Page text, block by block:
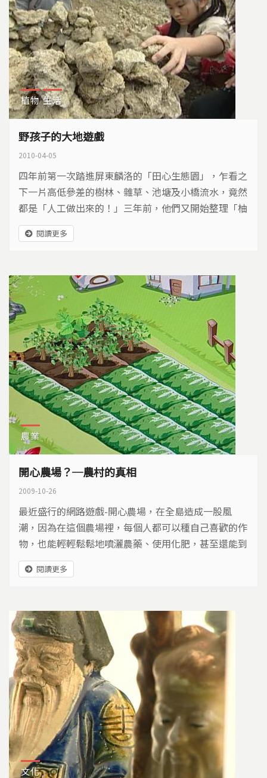
植物 生活
野孩子的大地遊戲
2010-04-05
四年前第一次踏進屏東麟洛的「田心生態園」，乍看之
下一片高低參差的樹林、雜草、池塘及小橋流水，竟然
都是「人工做出來的！」三年前，他們又開始整理「柚
園」的部分，希望把之前的實驗，調整為－讓整個環
境、生態和人之間能取得平衡點。而不同成長背景的
雜草叢生，一定是還沒整理好，所以等整理好再來。有
人覺得，恢復成「安全的野外」，是一處值得讚賞，寓
教於樂的空間。即使經歷不同價值觀的評論，這群夥伴
仍不改其志，所以，友情才是最大的支持力量！
閱讀更多
農業
開心農場？─農村的真相
2009-10-26
最近盛行的網路遊戲-開心農場，在全島造成一股風
潮，因為在這個農場裡，每個人都可以種自己喜歡的作
物，也能輕輕鬆鬆地噴灑農藥、使用化肥，甚至還能到
朋友的農場裡偷竊收成。不過，真實的農業生產，可就
沒那麼簡單，灑藥施肥會破壞環境生態，豐收盛產反而
業發展在台灣，已經毫無前景…
閱讀更多
文化